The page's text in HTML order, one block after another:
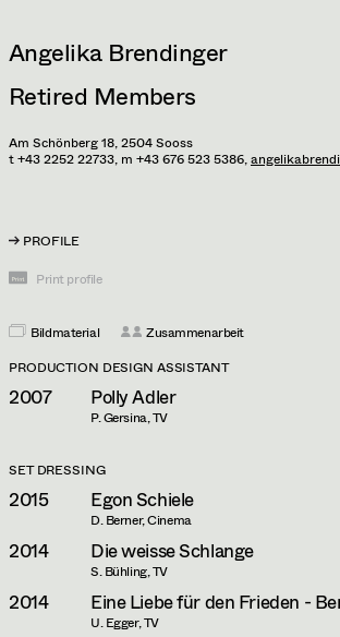
Brendinger
Klobassa
Angelika Brendinger
Retired Members
Am Schönberg 18,2504Sooss
t +43 2252 22733, m +43 676 523 5386,
PROFILE
Print profile
Bildmaterial
Zusammenarbeit
PRODUCTION DESIGN ASSISTANT
2007 Polly Adler
P. Gersina, TV
SET DRESSING
2015 Egon Schiele
D. Berner, Cinema
2014 Die weisse Schlange
S. Bühling, TV
2014 Eine Liebe für den Frieden -
U. Egger, TV